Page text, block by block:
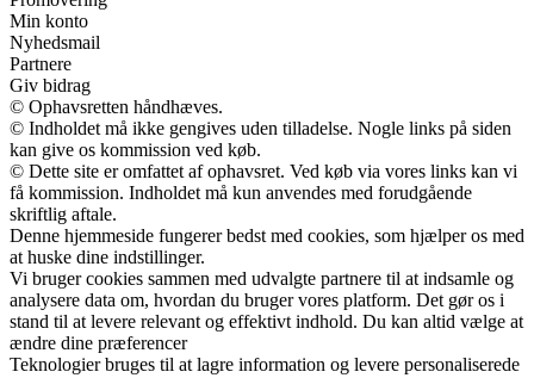
Min konto
Nyhedsmail
Partnere
Giv bidrag
© Ophavsretten håndhæves.
© Indholdet må ikke gengives uden tilladelse. Nogle links på siden
kan give os kommission ved køb.
© Dette site er omfattet af ophavsret. Ved køb via vores links kan vi
få kommission. Indholdet må kun anvendes med forudgående
skriftlig aftale.
Denne hjemmeside fungerer bedst med cookies, som hjælper os med
at huske dine indstillinger.
Vi bruger cookies sammen med udvalgte partnere til at indsamle og
analysere data om, hvordan du bruger vores platform. Det gør os i
stand til at levere relevant og effektivt indhold. Du kan altid vælge at
ændre dine præferencer
Teknologier bruges til at lagre information og levere personaliserede